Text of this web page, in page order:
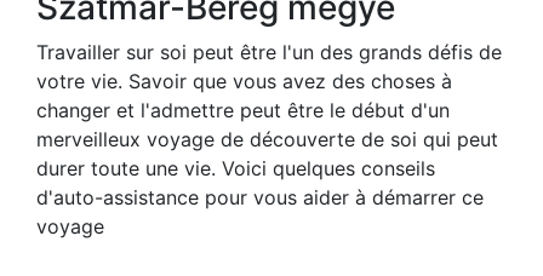
Travailler sur soi peut être l'un des grands défis de
votre vie. Savoir que vous avez des choses à
changer et l'admettre peut être le début d'un
merveilleux voyage de découverte de soi qui peut
durer toute une vie. Voici quelques conseils
d'auto-assistance pour vous aider à démarrer ce
voyage